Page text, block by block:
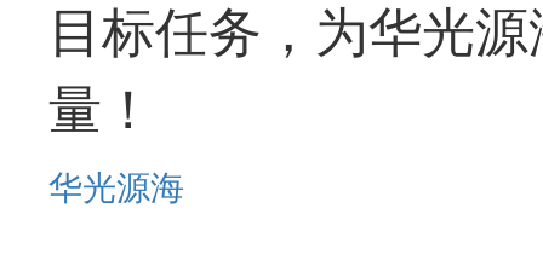
目标任务，为华光
量！
华光源海